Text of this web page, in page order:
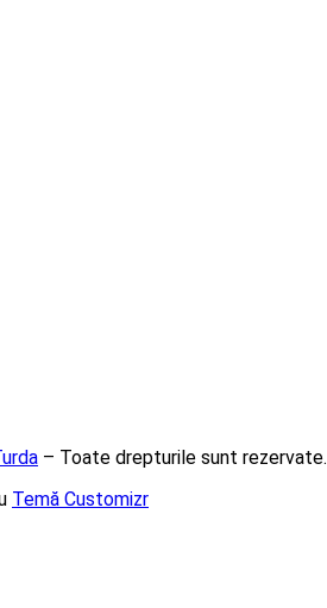
– Toate drepturile sunt rezervate.
Temă Customizr